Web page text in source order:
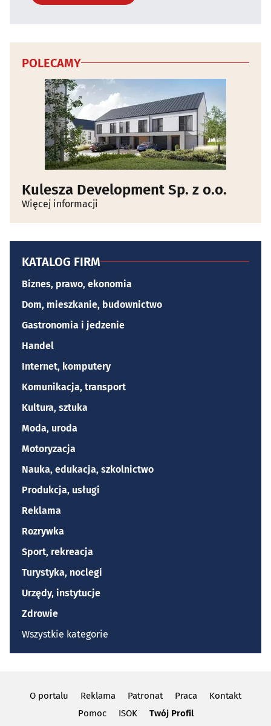
POLECAMY
Kulesza Development Sp. z o.o.
Więcej informacji
KATALOG FIRM
Biznes, prawo, ekonomia
Dom, mieszkanie, budownictwo
Gastronomia i jedzenie
Handel
Internet, komputery
Komunikacja, transport
Kultura, sztuka
Moda, uroda
Motoryzacja
Nauka, edukacja, szkolnictwo
Produkcja, usługi
Reklama
Rozrywka
Sport, rekreacja
Turystyka, noclegi
Urzędy, instytucje
Zdrowie
Wszystkie kategorie
O portalu Reklama Patronat Praca
Kontakt
Pomoc
ISOK Twój Profil